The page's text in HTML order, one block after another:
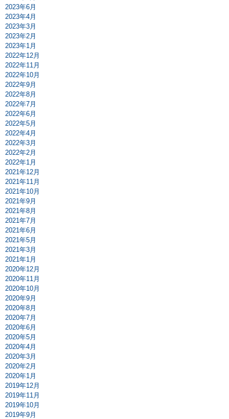
2023年6月
2023年4月
2023年3月
2023年2月
2023年1月
2022年12月
2022年11月
2022年10月
2022年9月
2022年8月
2022年7月
2022年6月
2022年5月
2022年4月
2022年3月
2022年2月
2022年1月
2021年12月
2021年11月
2021年10月
2021年9月
2021年8月
2021年7月
2021年6月
2021年5月
2021年3月
2021年1月
2020年12月
2020年11月
2020年10月
2020年9月
2020年8月
2020年7月
2020年6月
2020年5月
2020年4月
2020年3月
2020年2月
2020年1月
2019年12月
2019年11月
2019年10月
2019年9月